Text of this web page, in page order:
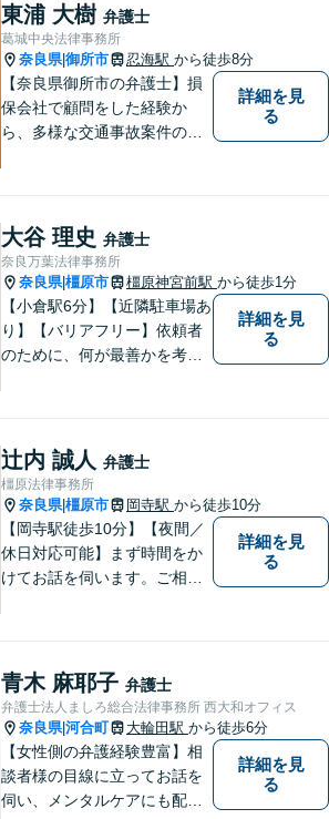
東浦 大樹 弁護士
葛城中央法律事務所
奈良県|御所市 忍海駅 から徒歩8分
【奈良県御所市の弁護士】損
保会社で顧問をした経験か
ら、多様な交通事故案件の対
す。
詳細を見
る
大谷 理史 弁護士
奈良万葉法律事務所
奈良県|橿原市 橿原神宮前駅 から徒歩1分
【小倉駅6分】【近隣駐車場あ
り】【バリアフリー】依頼者
のために、何が最善かを考
決策を提案し続けます。 よろ
しくお願いします。
詳細を見
る
辻内 誠人 弁護士
橿原法律事務所
奈良県|橿原市 岡寺駅 から徒歩10分
【岡寺駅徒歩10分】【夜間／
休日対応可能】まず時間をか
けてお話を伺います。ご相談
護士】地域密着型のアットホ
ームなリーガルサービスをご
提供させていただきます。
詳細を見
る
青木 麻耶子 弁護士
弁護士法人ましろ総合法律事務所 西大和オフィス
奈良県|河合町 大輪田駅 から徒歩6分
【女性側の弁護経験豊富】相
談者様の目線に立ってお話を
伺い、メンタルケアにも配慮
詳細を見
る